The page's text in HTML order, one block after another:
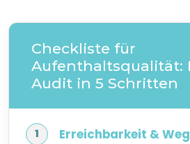
Checkliste für
Aufenthaltsqualität:
Audit in 5 Schritten
Erreichbarkeit &